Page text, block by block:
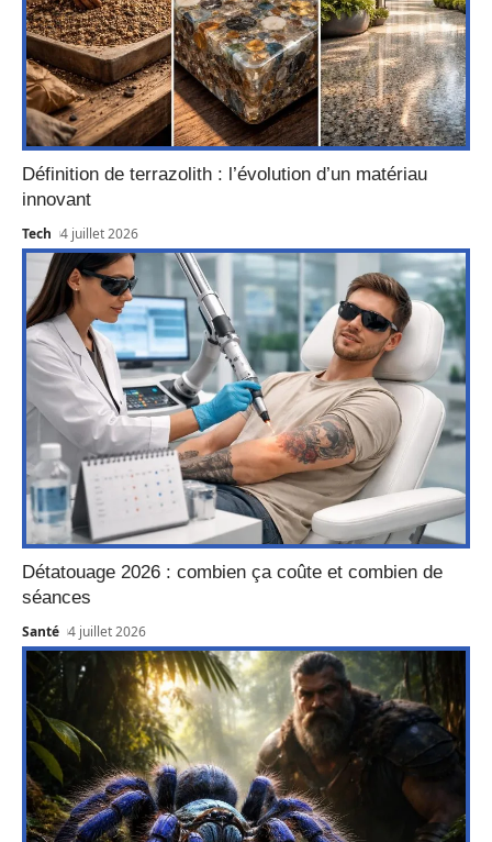
Définition de terrazolith : l’évolution d’un matériau
innovant
Tech 4 juillet 2026
Détatouage 2026 : combien ça coûte et combien de
séances
Santé 4 juillet 2026